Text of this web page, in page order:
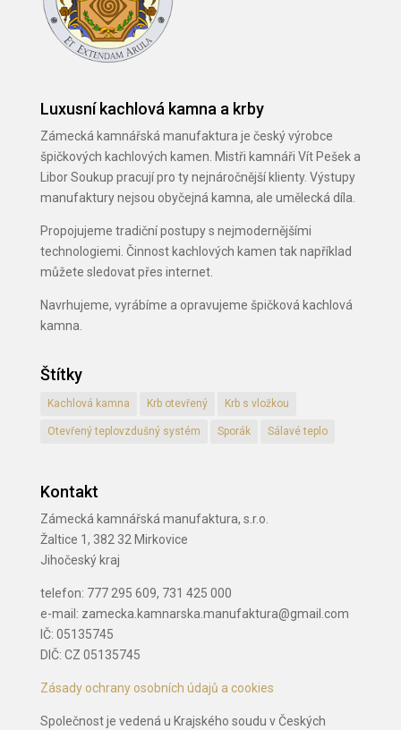
Luxusní kachlová kamna a krby
Zámecká kamnářská manufaktura je český výrobce
špičkových kachlových kamen. Mistři kamnáři Vít Pešek a
Libor Soukup pracují pro ty nejnáročnější klienty. Výstupy
manufaktury nejsou obyčejná kamna, ale umělecká díla.
Propojujeme tradiční postupy s nejmodernějšími
technologiemi. Činnost kachlových kamen tak například
můžete sledovat přes internet.
Navrhujeme, vyrábíme a opravujeme špičková kachlová
kamna.
Štítky
Kachlová kamna Krb otevřený Krb s vložkou
Otevřený teplovzdušný systém Sporák Sálavé teplo
Kontakt
Zámecká kamnářská manufaktura, s.r.o.
Žaltice 1, 382 32 Mirkovice
Jihočeský kraj
telefon: 777 295 609, 731 425 000
e-mail: zamecka.kamnarska.manufaktura@gmail.com
IČ: 05135745
DIČ: CZ 05135745
Zásady ochrany osobních údajů a cookies
Společnost je vedená u Krajského soudu v Českých